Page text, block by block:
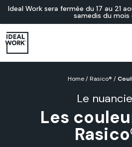
Ideal Work sera fermée du 17 au 21
samedis du mois
Home/Rasico® /
Le
Les